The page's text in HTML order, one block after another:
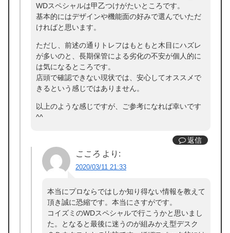
WDスペシャルは甲乙つけがたいところです。
基本的にはデザインや機能面の好みで選んでいただ
ければと思います。
ただし、前述の通りトレフはもともと木目にハズレ
が多いのと、長期保管による劣化の不安が個人的に
は気になるところです。
店頭で確認できない現状では、安心してオススメで
きるという感じではありません。
以上のような感じですが、ご参考になれば幸いです
^^
返信
こころ より:
2020/03/11 21:33
本当にプロならではしか知り得ない情報を教えて
頂き誠に恐縮です。本当にさすがです。
コイズミのWDスペシャルで行こうかと思いまし
た。となると最後に迷うのが組みかえ型デスク